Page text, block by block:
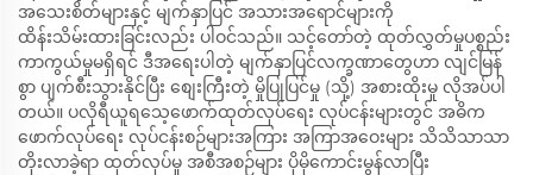
အသေးစိတ်များနှင့် မျက်နှာပြင် အသားအရောင်များကို
ထိန်းသိမ်းထားခြင်းလည်း ပါဝင်သည်။ သင့်တော်တဲ့ ထုတ်လွှတ်မှုပစ္စည်း
ကာကွယ်မှုမရှိရင် ဒီအရေးပါတဲ့ မျက်နှာပြင်လက္ခဏာတွေဟာ လျင်မြန်
စွာ ပျက်စီးသွားနိုင်ပြီး စျေးကြီးတဲ့ မှိုပြုပြင်မှု (သို့) အစားထိုးမှု လိုအပ်ပါ
တယ်။ ပလိုရီယူရသေ့ဖောက်ထုတ်လုပ်ရေး လုပ်ငန်းများတွင် အဓိက
ဖောက်လုပ်ရေး လုပ်ငန်းစဉ်များအကြား အကြာအဝေးများ သိသိသာသာ
တိုးလာခဲ့ရာ ထုတ်လုပ်မှု အစီအစဉ်များ ပိုမိုကောင်းမွန်လာပြီး